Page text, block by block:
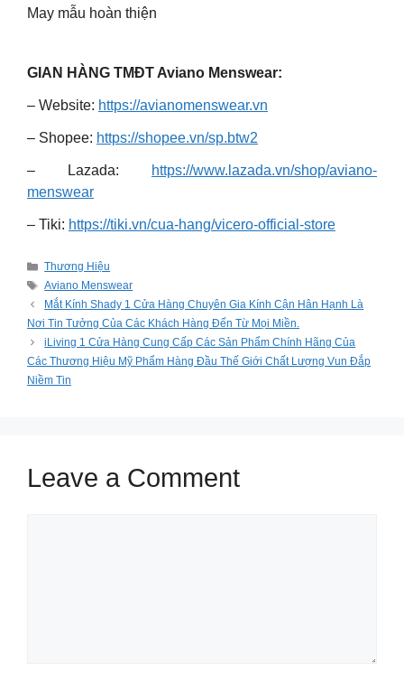
May mẫu hoàn thiện
GIAN HÀNG TMĐT Aviano Menswear:
– Website: https://avianomenswear.vn
– Shopee: https://shopee.vn/sp.btw2
– Lazada:
https://www.lazada.vn/shop/aviano-
menswear
– Tiki: https://tiki.vn/cua-hang/vicero-official-store
Categories
Thương Hiệu
Tags
Aviano Menswear
Mắt Kính Shady 1 Cửa Hàng Chuyên Gia Kính Cận Hân Hạnh Là
Nơi Tin Tưởng Của Các Khách Hàng Đến Từ Mọi Miền.
iLiving 1 Cửa Hàng Cung Cấp Các Sản Phẩm Chính Hãng Của
Các Thương Hiệu Mỹ Phẩm Hàng Đầu Thế Giới Chất Lượng Vun Đắp
Niềm Tin
Leave a Comment